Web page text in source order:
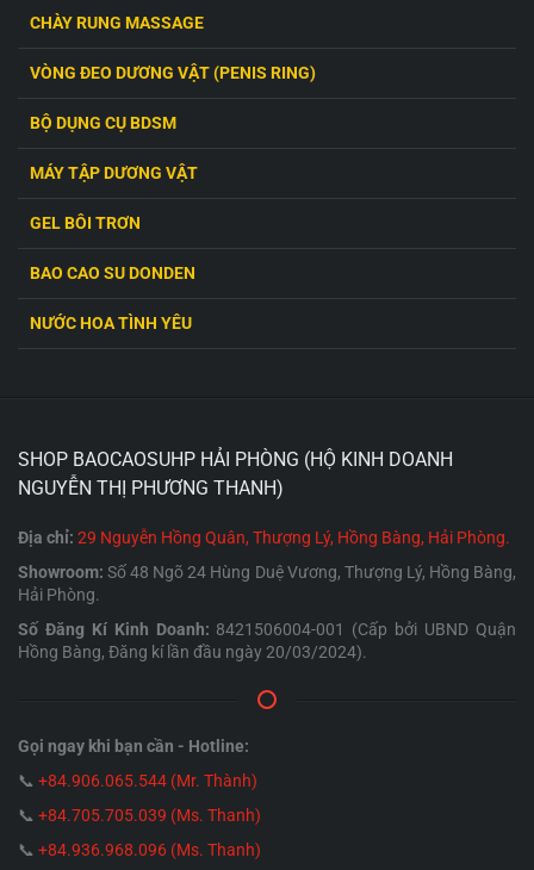
Anh, Chị, Bạn
lượng nhưng với mức giá phải chăng? Tại Shop Trứng
đầy đủ các tiêu chuẩn về chất liệu an toàn như silicone
rung phù hợp với nhu cầu và túi tiền của mình
tại đây. Đặc biệt, shop còn thường xuyên có các
chương trình khuyến mãi và giảm giá hấp dẫn,
giúp bạn tiết kiệm chi phí mà vẫn sở hữu được
sản phẩm chất lượng cao.
TRỨNG RUNG TÌNH YÊU CHO CÁC CẶP ĐÔI
CHÀY RUNG MASSAGE
VÒNG ĐEO DƯƠNG VẬT (PENIS RING)
BỘ DỤNG CỤ BDSM
MÁY TẬP DƯƠNG VẬT
GEL BÔI TRƠN
BAO CAO SU DONDEN
NƯỚC HOA TÌNH YÊU
SHOP BAOCAOSUHP HẢI PHÒNG (HỘ KINH DOANH
NGUYỄN THỊ PHƯƠNG THANH)
Địa chỉ: 29 Nguyễn Hồng Quân, Thượng Lý, Hồng Bàng, Hải Phòng.
Showroom: Số 48 Ngõ 24 Hùng Duệ Vương, Thượng Lý, Hồng Bàng,
Hải Phòng.
Số Đăng Kí Kinh Doanh: 8421506004-001 (Cấp bởi UBND Quận
Hồng Bàng, Đăng kí lần đầu ngày 20/03/2024).
Gọi ngay khi bạn cần - Hotline:
📞 +84.906.065.544 (Mr. Thành)
📞 +84.705.705.039 (Ms. Thanh)
📞 +84.936.968.096 (Ms. Thanh)